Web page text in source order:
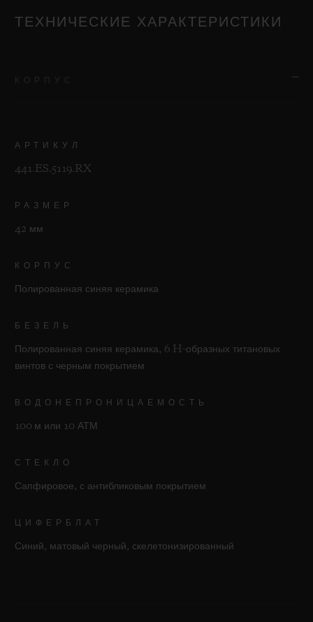
ТЕХНИЧЕСКИЕ ХАРАКТЕРИСТИКИ
АРТИКУЛ
441.ES.5119.RX
РАЗМЕР
42 мм
КОРПУС
Полированная синяя керамика
БЕЗЕЛЬ
Полированная синяя керамика, 6 H-образных титановых
винтов с черным покрытием
ВОДОНЕПРОНИЦАЕМОСТЬ
100 м или 10 АТМ
СТЕКЛО
Сапфировое, с антибликовым покрытием
ЦИФЕРБЛАТ
Синий, матовый черный, скелетонизированный